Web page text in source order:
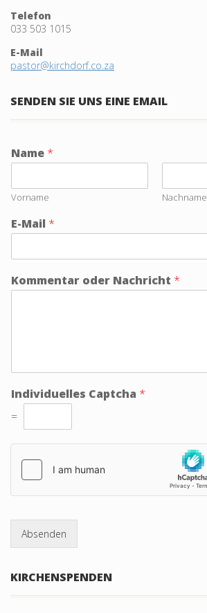
Telefon
033 503 1015
E-Mail
pastor@kirchdorf.co.za
SENDEN SIE UNS EINE EMAIL
Name *
Vorname Nachname
E-Mail *
Kommentar oder Nachricht *
Individuelles Captcha *
=
Absenden
KIRCHENSPENDEN